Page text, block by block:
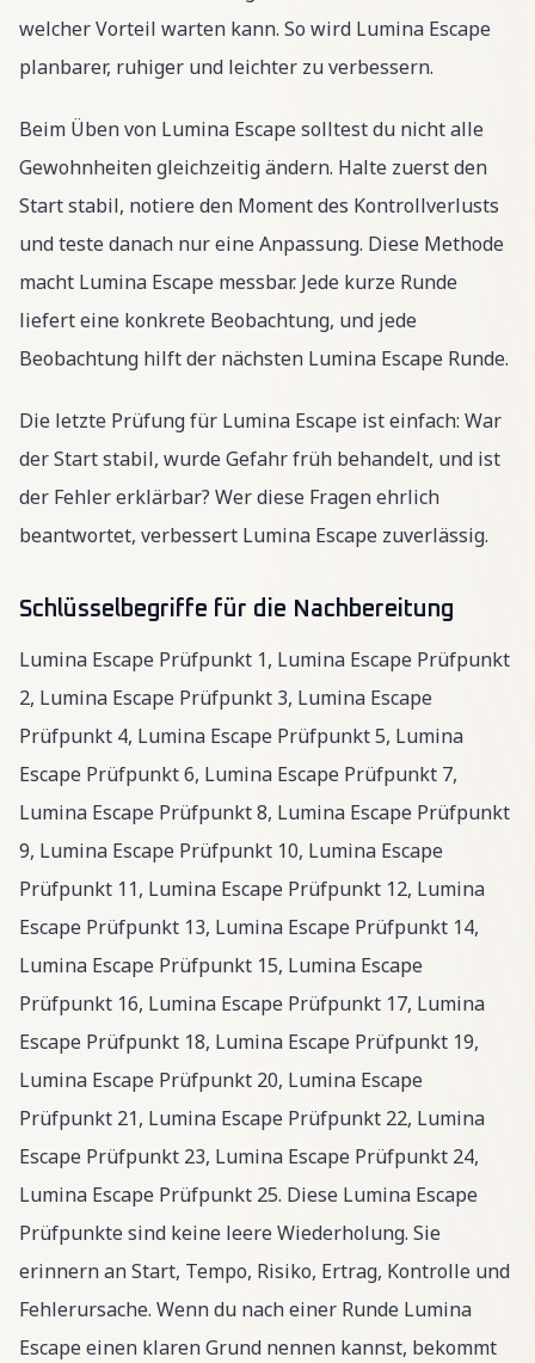
welcher Vorteil warten kann. So wird Lumina Escape
planbarer, ruhiger und leichter zu verbessern.
Beim Üben von Lumina Escape solltest du nicht alle
Gewohnheiten gleichzeitig ändern. Halte zuerst den
Start stabil, notiere den Moment des Kontrollverlusts
und teste danach nur eine Anpassung. Diese Methode
macht Lumina Escape messbar. Jede kurze Runde
liefert eine konkrete Beobachtung, und jede
Beobachtung hilft der nächsten Lumina Escape Runde.
Die letzte Prüfung für Lumina Escape ist einfach: War
der Start stabil, wurde Gefahr früh behandelt, und ist
der Fehler erklärbar? Wer diese Fragen ehrlich
beantwortet, verbessert Lumina Escape zuverlässig.
Schlüsselbegriffe für die Nachbereitung
Lumina Escape Prüfpunkt 1, Lumina Escape Prüfpunkt
2, Lumina Escape Prüfpunkt 3, Lumina Escape
Prüfpunkt 4, Lumina Escape Prüfpunkt 5, Lumina
Escape Prüfpunkt 6, Lumina Escape Prüfpunkt 7,
Lumina Escape Prüfpunkt 8, Lumina Escape Prüfpunkt
9, Lumina Escape Prüfpunkt 10, Lumina Escape
Prüfpunkt 11, Lumina Escape Prüfpunkt 12, Lumina
Escape Prüfpunkt 13, Lumina Escape Prüfpunkt 14,
Lumina Escape Prüfpunkt 15, Lumina Escape
Prüfpunkt 16, Lumina Escape Prüfpunkt 17, Lumina
Escape Prüfpunkt 18, Lumina Escape Prüfpunkt 19,
Lumina Escape Prüfpunkt 20, Lumina Escape
Prüfpunkt 21, Lumina Escape Prüfpunkt 22, Lumina
Escape Prüfpunkt 23, Lumina Escape Prüfpunkt 24,
Lumina Escape Prüfpunkt 25. Diese Lumina Escape
Prüfpunkte sind keine leere Wiederholung. Sie
erinnern an Start, Tempo, Risiko, Ertrag, Kontrolle und
Fehlerursache. Wenn du nach einer Runde Lumina
Escape einen klaren Grund nennen kannst, bekommt